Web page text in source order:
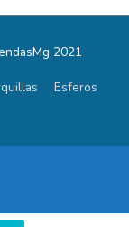
2021
Esferos